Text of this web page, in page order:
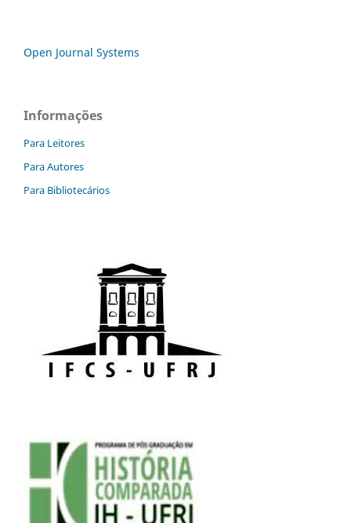
Open Journal Systems
Informações
Para Leitores
Para Autores
Para Bibliotecários